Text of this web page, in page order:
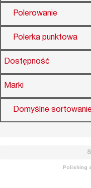
Polerowanie
Polerka punktowa
Dostępność
Marki
Domyślne sortowanie
Polishing